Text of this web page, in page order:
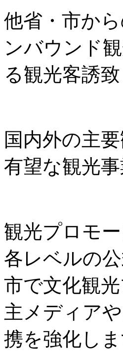
他省・市か
ンバウンド
る観光客誘
国内外の主
有望な観光
観光プロモ
各レベルの
市で文化観
主メディア
携を強化しま